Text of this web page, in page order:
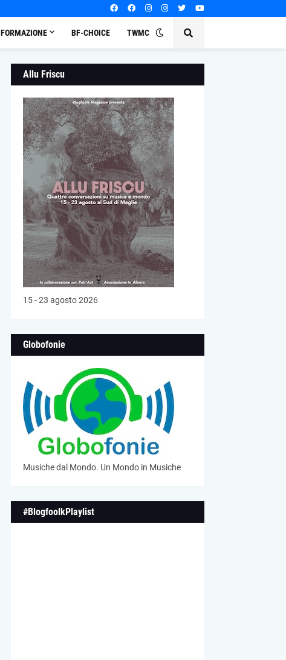
FORMAZIONE BF-CHOICE TWMC
Allu Friscu
15 - 23 agosto 2026
Globofonie
Musiche dal Mondo. Un Mondo in Musiche
#BlogfoolkPlaylist